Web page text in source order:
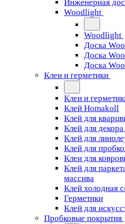
Инженерная
Woodlight
Woodlight
Доска
Доска
Доска
Клеи и герметики
Клеи и
Клей Homakoll
Клей для
Клей для
Клей для
Клей для
Клеи для
Клей для
массива
Клей холодная
Герметики
Клей для
Пробковые покрытия